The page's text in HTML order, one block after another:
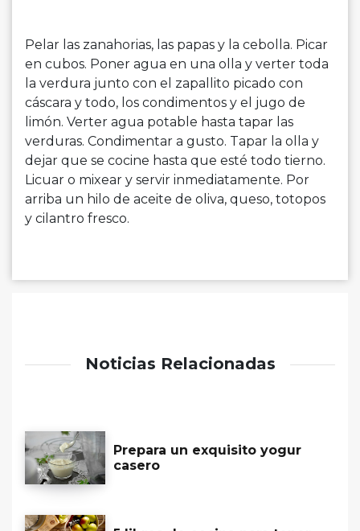
Pelar las zanahorias, las papas y la cebolla. Picar
en cubos. Poner agua en una olla y verter toda
la verdura junto con el zapallito picado con
cáscara y todo, los condimentos y el jugo de
limón. Verter agua potable hasta tapar las
verduras. Condimentar a gusto. Tapar la olla y
dejar que se cocine hasta que esté todo tierno.
Licuar o mixear y servir inmediatamente. Por
arriba un hilo de aceite de oliva, queso, totopos
y cilantro fresco.
Noticias Relacionadas
Prepara un exquisito yogur
casero